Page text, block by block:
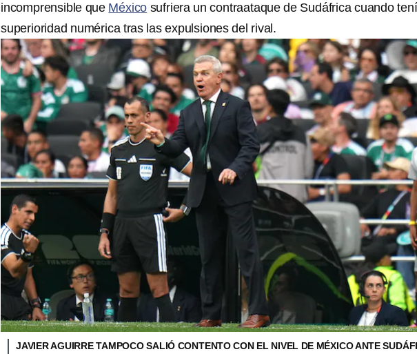
incomprensible que México sufriera un contraataque de Sudáfrica cuando
superioridad numérica tras las expulsiones del rival.
JAVIER AGUIRRE TAMPOCO SALIÓ CONTENTO CON EL NIVEL DE MÉXICO ANTE